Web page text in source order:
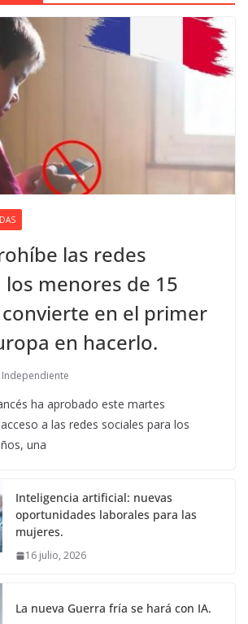
las redes
los menores de 15
convierte en el primer
en hacerlo.
Independiente
ha aprobado este martes
a las redes sociales para los
una
Inteligencia artificial: nuevas
oportunidades laborales para las
mujeres.
16 julio, 2026
La nueva Guerra fría se hará con IA.